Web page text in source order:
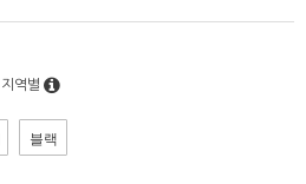
지역별
블랙